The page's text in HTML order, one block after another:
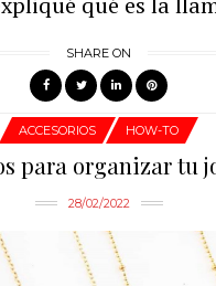
SHARE ON
ACCESORIOS HOW-TO
para organizar tu
28/02/2022